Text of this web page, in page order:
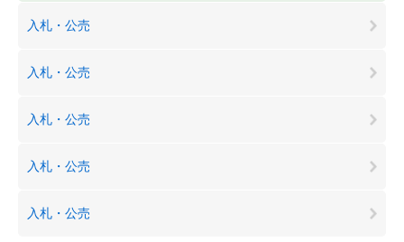
入札・公売
入札・公売
入札・公売
入札・公売
入札・公売